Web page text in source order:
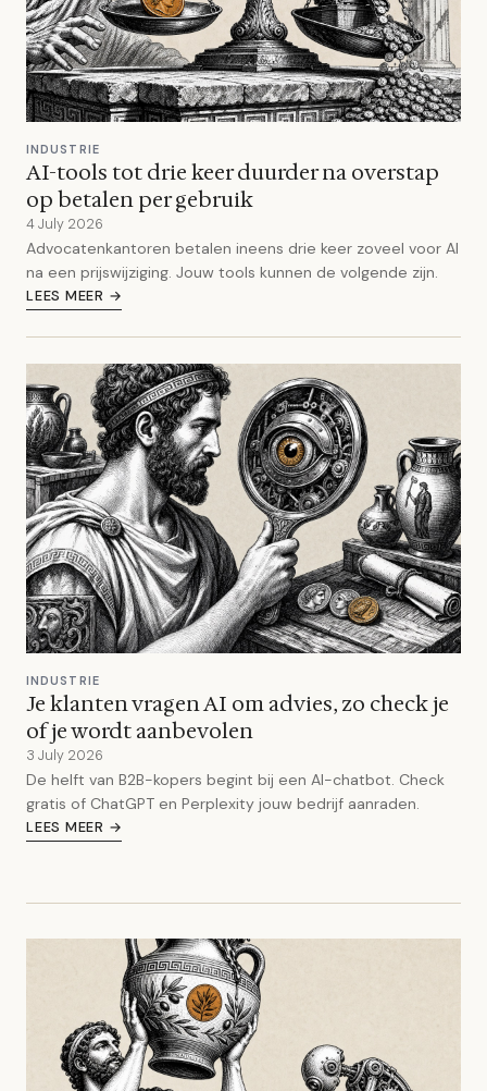
INDUSTRIE
AI-tools tot drie keer duurder na overstap
op betalen per gebruik
4 July 2026
Advocatenkantoren betalen ineens drie keer zoveel voor AI
na een prijswijziging. Jouw tools kunnen de volgende zijn.
LEES MEER →
INDUSTRIE
Je klanten vragen AI om advies, zo check je
of je wordt aanbevolen
3 July 2026
De helft van B2B-kopers begint bij een AI-chatbot. Check
gratis of ChatGPT en Perplexity jouw bedrijf aanraden.
LEES MEER →